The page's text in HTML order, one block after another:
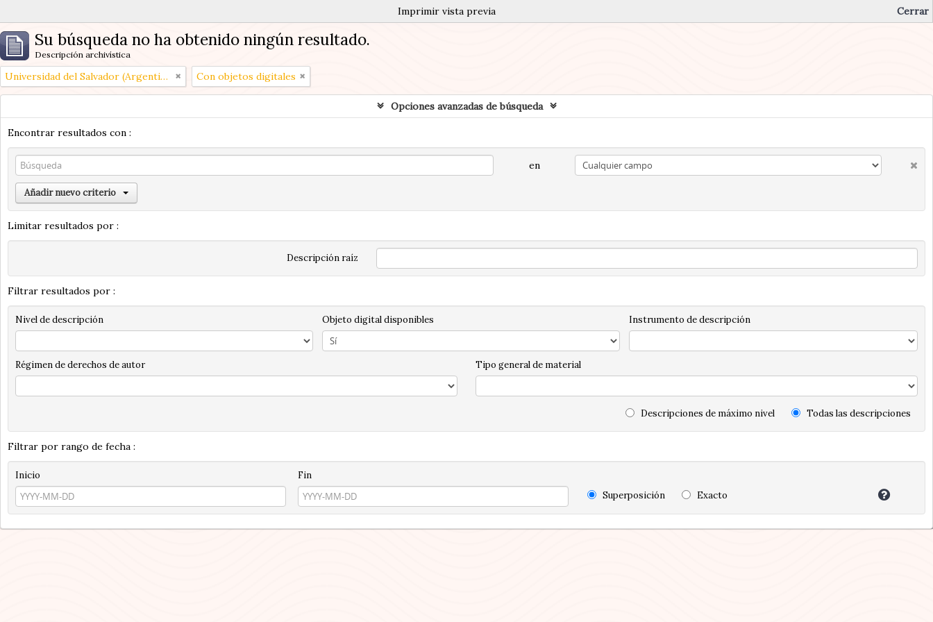
Imprimir vista previa Cerrar
Su búsqueda no ha obtenido ningún resultado.
Descripción archivística
Universidad del Salvador (Argentina) Con objetos digitales
Opciones avanzadas de búsqueda
Encontrar resultados con :
en
Añadir nuevo criterio
Limitar resultados por :
Descripción raíz
Filtrar resultados por :
Nivel de descripción Objeto digital disponibles Instrumento de descripción
Régimen de derechos de autor Tipo general de material
Descripciones de máximo nivel Todas las descripciones
Filtrar por rango de fecha :
Inicio
Fin
Superposición
Exacto